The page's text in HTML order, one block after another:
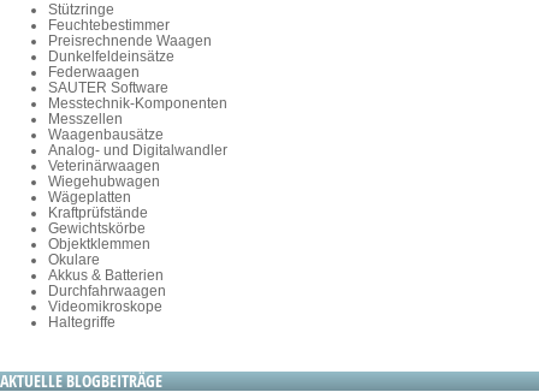
Stützringe
Feuchtebestimmer
Preisrechnende Waagen
Dunkelfeldeinsätze
Federwaagen
SAUTER Software
Messtechnik-Komponenten
Messzellen
Waagenbausätze
Analog- und Digitalwandler
Veterinärwaagen
Wiegehubwagen
Wägeplatten
Kraftprüfstände
Gewichtskörbe
Objektklemmen
Okulare
Akkus & Batterien
Durchfahrwaagen
Videomikroskope
Haltegriffe
AKTUELLE BLOGBEITRÄGE